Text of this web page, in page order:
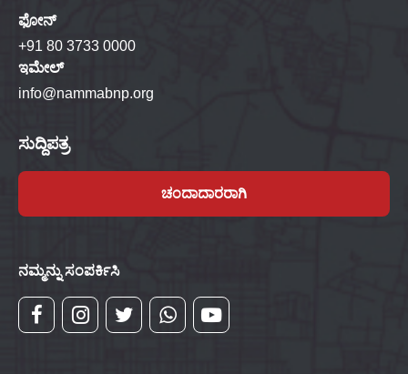
ಫೋನ್
+91 80 3733 0000
ಇಮೇಲ್
info@nammabnp.org
ಸುದ್ದಿಪತ್ರ
ಚಂದಾದಾರರಾಗಿ
ನಮ್ಮನ್ನು ಸಂಪರ್ಕಿಸಿ